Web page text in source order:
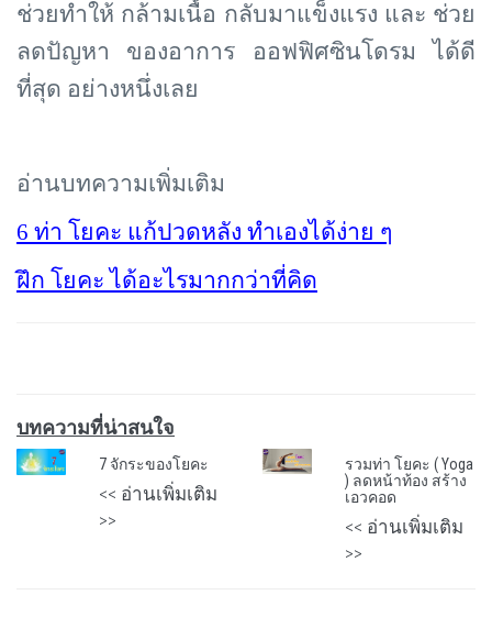
ช่วยทำให้ กล้ามเนื้อ กลับมาแข็งแรง และ ช่วย
ลดปัญหา ของอาการ ออฟฟิศซินโดรม ได้ดี
ที่สุด อย่างหนึ่งเลย
อ่านบทความเพิ่มเติม
6 ท่า โยคะ แก้ปวดหลัง ทำเองได้ง่าย ๆ
ฝึก โยคะ ได้อะไรมากกว่าที่คิด
บทความที่น่าสนใจ
7 จักระของโยคะ
<< อ่านเพิ่มเติม
>>
รวมท่า โยคะ ( Yoga
) ลดหน้าท้อง สร้าง
เอวคอด
<< อ่านเพิ่มเติม
>>